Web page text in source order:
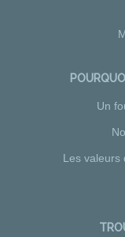
Un
Les valeurs